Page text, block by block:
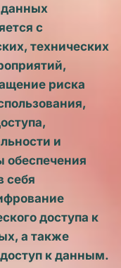
с
технических
риска
и
себя
доступа к
а также
к данным.